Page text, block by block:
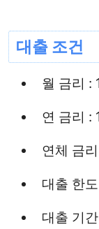
대출 조건
월 금리 :
연 금리 :
연체 금
대출 한
대출 기